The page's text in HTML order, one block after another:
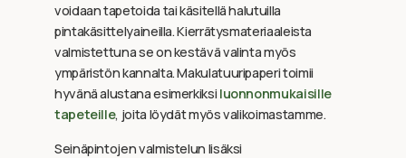
voidaan tapetoida tai käsitellä halutuilla
pintakäsittelyaineilla. Kierrätysmateriaaleista
valmistettuna se on kestävä valinta myös
ympäristön kannalta. Makulatuuripaperi toimii
hyvänä alustana esimerkiksi luonnonmukaisille
tapeteille, joita löydät myös valikoimastamme.
Seinäpintojen valmistelun lisäksi